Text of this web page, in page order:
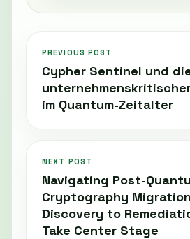
PREVIOUS POST
Cypher Sentinel und
im Quantum-Zeitalter
NEXT POST
Navigating Post-
Cryptography
Discovery to
Take Center Stage